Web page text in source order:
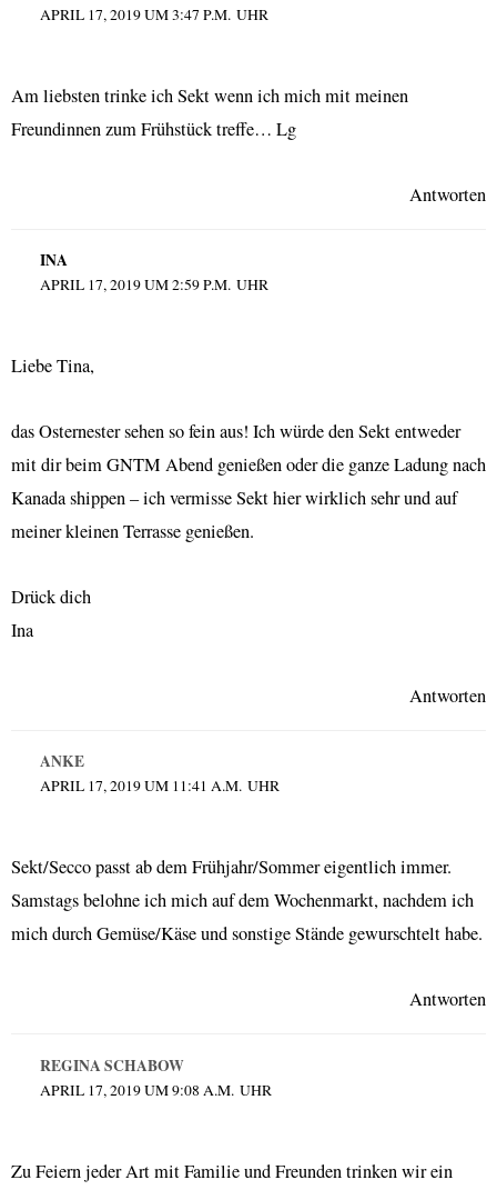
APRIL 17, 2019 UM 3:47 P.M. UHR
Am liebsten trinke ich Sekt wenn ich mich mit meinen
Freundinnen zum Frühstück treffe… Lg
Antworten
INA
APRIL 17, 2019 UM 2:59 P.M. UHR
Liebe Tina,
das Osternester sehen so fein aus! Ich würde den Sekt entweder
mit dir beim GNTM Abend genießen oder die ganze Ladung nach
Kanada shippen – ich vermisse Sekt hier wirklich sehr und auf
meiner kleinen Terrasse genießen.
Drück dich
Ina
Antworten
ANKE
APRIL 17, 2019 UM 11:41 A.M. UHR
Sekt/Secco passt ab dem Frühjahr/Sommer eigentlich immer.
Samstags belohne ich mich auf dem Wochenmarkt, nachdem ich
mich durch Gemüse/Käse und sonstige Stände gewurschtelt habe.
Antworten
REGINA SCHABOW
APRIL 17, 2019 UM 9:08 A.M. UHR
Zu Feiern jeder Art mit Familie und Freunden trinken wir ein